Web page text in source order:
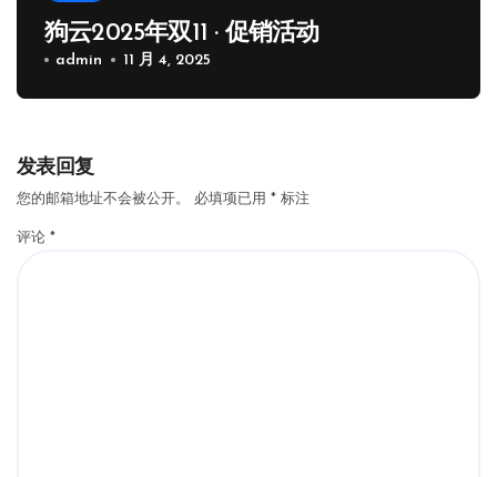
狗云2025年双11 · 促销活动
admin 11 月 4, 2025
发表回复
您的邮箱地址不会被公开。 必填项已用 * 标注
评论 *